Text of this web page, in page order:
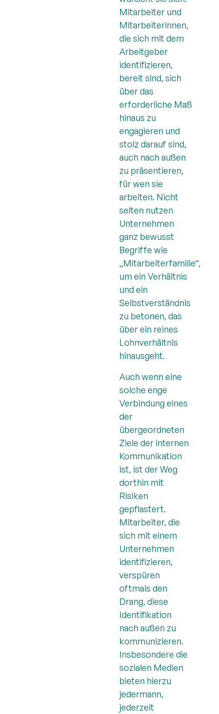
Mitarbeiter und
Mitarbeiterinnen,
die sich mit dem
Arbeitgeber
identifizieren,
bereit sind, sich
über das
erforderliche Maß
hinaus zu
engagieren und
stolz darauf sind,
auch nach außen
zu präsentieren,
für wen sie
arbeiten. Nicht
selten nutzen
Unternehmen
ganz bewusst
Begriffe wie
„Mitarbeiterfamilie“,
um ein Verhältnis
und ein
Selbstverständnis
zu betonen, das
über ein reines
Lohnverhältnis
hinausgeht.
Auch wenn eine
solche enge
Verbindung eines
der
übergeordneten
Ziele der internen
Kommunikation
ist, ist der Weg
dorthin mit
Risiken
gepflastert.
Mitarbeiter, die
sich mit einem
Unternehmen
identifizieren,
verspüren
oftmals den
Drang, diese
Identifikation
nach außen zu
kommunizieren.
Insbesondere die
sozialen Medien
bieten hierzu
jedermann,
jederzeit